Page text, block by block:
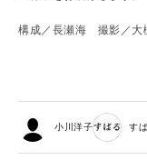
構成／長瀬海 撮影／大
小川洋子 す